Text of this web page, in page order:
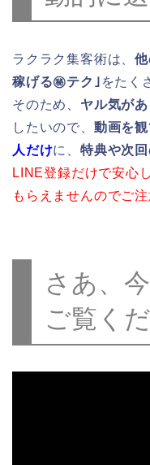
ラクラク集客術は、
稼げる㊙テク｣ をたく
そのため、 ヤル気が
したいので、 動画を観
人だけに、特典や次
LINE登録だけで安心
もらえませんのでご注
さあ、
ご覧く